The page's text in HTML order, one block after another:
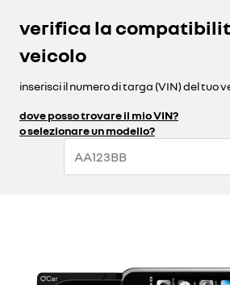
verifica la
veicolo
inserisci il numero di targa (VIN) del tuo
dove posso trovare il mio VIN?
o selezionare un modello?